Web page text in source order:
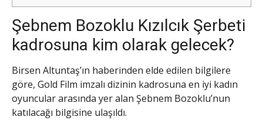
Şebnem Bozoklu Kızılcık Şerbeti
kadrosuna kim olarak gelecek?
Birsen Altuntaş’ın haberinden elde edilen bilgilere
göre, Gold Film imzalı dizinin kadrosuna en iyi kadın
oyuncular arasında yer alan Şebnem Bozoklu’nun
katılacağı bilgisine ulaşıldı.